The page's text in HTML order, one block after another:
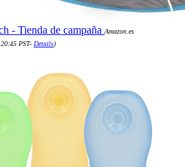
- Tienda de campaña Amazon.es
PST- Details)